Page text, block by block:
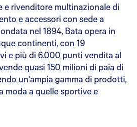
e rivenditore multinazionale di
e accessori con sede a
nel 1894, Bata opera in
continenti, con 19
e più di 6.000 punti vendita al
quasi 150 milioni di paia di
un'ampia gamma di prodotti,
moda a quelle sportive e